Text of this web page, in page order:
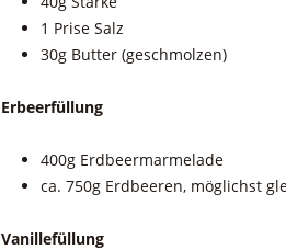
1 Prise Salz
30g Butter (geschmolzen)
Erbeerfüllung
400g Erdbeermarmelade
ca. 750g Erdbeeren, möglichst
Vanillefüllung